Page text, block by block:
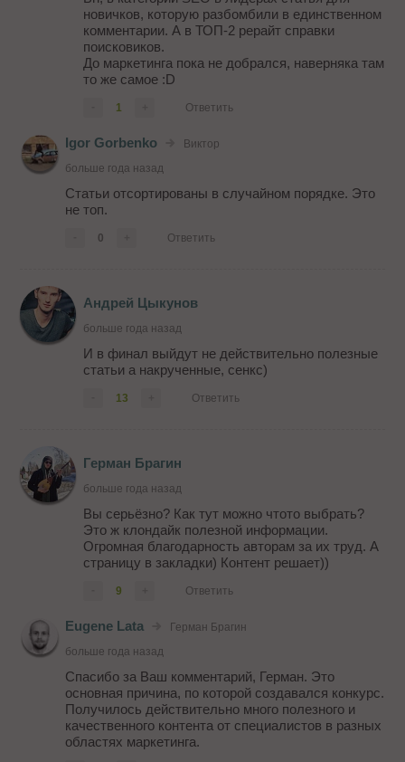
новичков, которую разбомбили в единственном
комментарии. А в ТОП-2 рерайт справки
поисковиков.
До маркетинга пока не добрался, наверняка там
то же самое :D
1 Ответить
Igor Gorbenko
Виктор
больше года назад
Статьи отсортированы в случайном порядке. Это
не топ.
0 Ответить
Андрей Цыкунов
больше года назад
И в финал выйдут не действительно полезные
статьи а накрученные, сенкс)
13 Ответить
Герман Брагин
больше года назад
Вы серьёзно? Как тут можно чтото выбрать?
Это ж клондайк полезной информации.
Огромная благодарность авторам за их труд. А
страницу в закладки) Контент решает))
9 Ответить
Eugene Lata
Герман Брагин
больше года назад
Спасибо за Ваш комментарий, Герман. Это
основная причина, по которой создавался конкурс.
Получилось действительно много полезного и
качественного контента от специалистов в разных
областях маркетинга.